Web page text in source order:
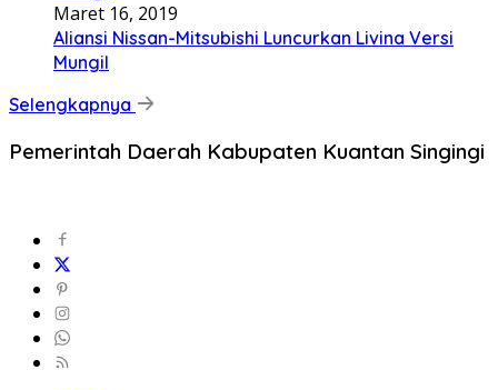
Maret 16, 2019
Aliansi Nissan-Mitsubishi Luncurkan Livina Versi
Mungil
Selengkapnya
Pemerintah Daerah Kabupaten Kuantan Singingi